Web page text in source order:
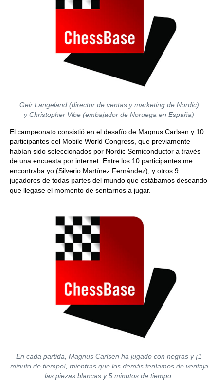
Geir Langeland (director de ventas y marketing de Nordic)
y Christopher Vibe (embajador de Noruega en España)
El campeonato consistió en el desafío de Magnus Carlsen y 10
participantes del Mobile World Congress, que previamente
habían sido seleccionados por Nordic Semiconductor a través
de una encuesta por internet. Entre los 10 participantes me
encontraba yo (Silverio Martínez Fernández), y otros 9
jugadores de todas partes del mundo que estábamos deseando
que llegase el momento de sentarnos a jugar.
En cada partida, Magnus Carlsen ha jugado con negras y ¡1
minuto de tiempo!, mientras que los demás teníamos de ventaja
las piezas blancas y 5 minutos de tiempo.